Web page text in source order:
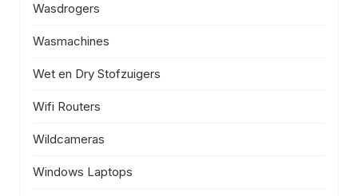
Wasdrogers
Wasmachines
Wet en Dry Stofzuigers
Wifi Routers
Wildcameras
Windows Laptops